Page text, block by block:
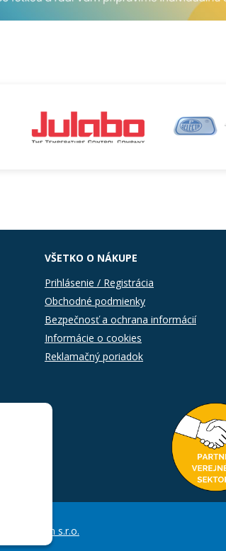
VŠETKO O NÁKUPE
Prihlásenie / Registrácia
Obchodné podmienky
Bezpečnosť a ochrana informácií
Informácie o cookies
Reklamačný poriadok
NextCom s.r.o.